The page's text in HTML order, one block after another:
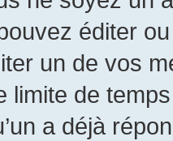
éditer
un de vos
limite de
a déjà